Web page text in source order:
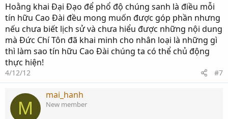
Hoằng khai Đại Đạo để phổ độ chúng sanh là điều mỗi
tín hữu Cao Đài đều mong muốn được góp phần nhưng
nếu chưa biết lịch sử và chưa hiểu được những nội dung
mà Đức Chí Tôn đã khai minh cho nhân loại là những gì
thì làm sao tín hữu Cao Đài chúng ta có thể chủ động
thực hiện!
4/12/12 #7
M
mai_hanh
New member